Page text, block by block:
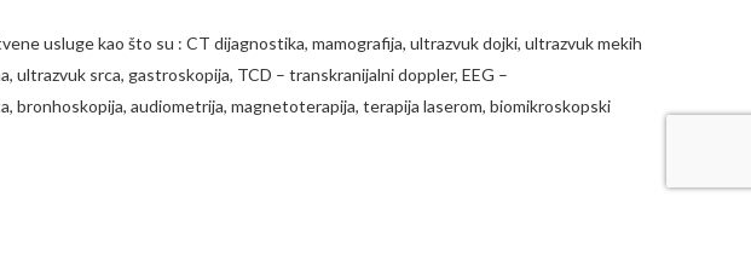
usluge kao što su : CT dijagnostika, mamografija, ultrazvuk dojki, ultrazvuk mekih
ultrazvuk srca, gastroskopija, TCD – transkranijalni doppler, EEG –
audiometrija, magnetoterapija, terapija laserom, biomikroskopski